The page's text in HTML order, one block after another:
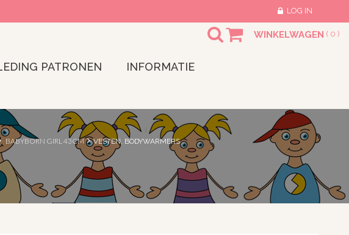
LOG IN
PATRONEN INFORMATIE
WINKELWAGEN ( 0 )
BABYBORN GIRL 43CM VESTEN, BODYWARMERS